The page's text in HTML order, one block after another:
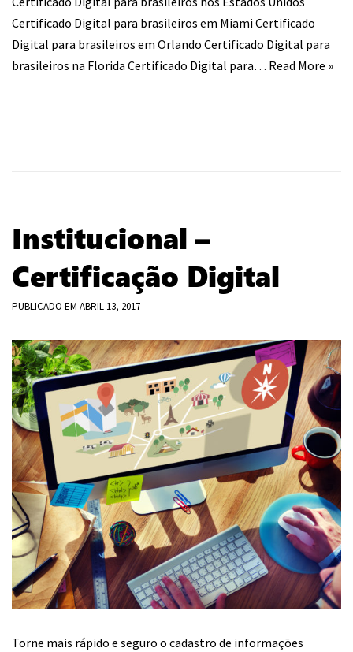
Certificado Digital para brasileiros em Miami Certificado
Digital para brasileiros em Orlando Certificado Digital para
brasileiros na Florida Certificado Digital para… Read More »
Institucional –
Certificação Digital
PUBLICADO EM ABRIL 13, 2017
Torne mais rápido e seguro o cadastro de informações